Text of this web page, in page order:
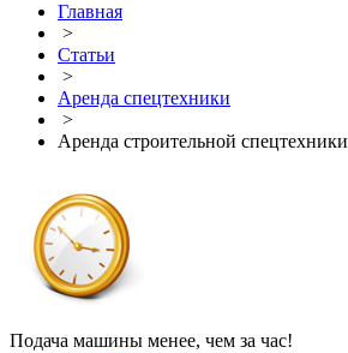
Главная
>
Статьи
>
Аренда спецтехники
>
Аренда строительной спецтехники
Подача машины менее, чем за час!